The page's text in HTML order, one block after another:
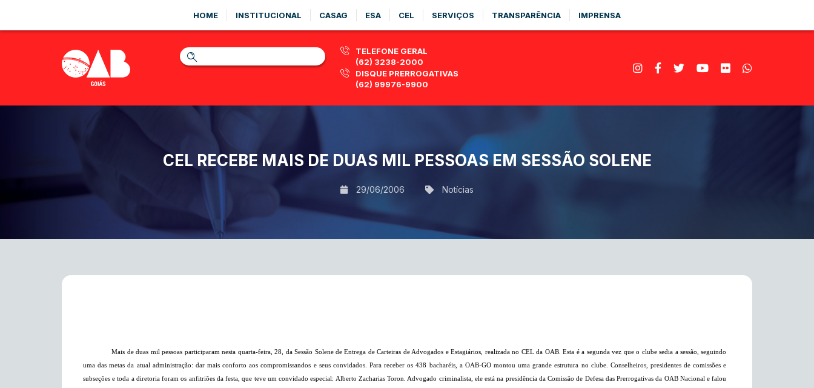
HOME INSTITUCIONAL CASAG ESA CEL SERVIÇOS TRANSPARÊNCIA IMPRENSA
TELEFONE GERAL
(62) 3238-2000
DISQUE PRERROGATIVAS
(62) 99976-9900
CEL RECEBE MAIS DE DUAS MIL PESSOAS EM SESSÃO SOLENE
29/06/2006 Notícias
Mais de duas mil pessoas participaram nesta quarta-feira, 28, da Sessão Solene de Entrega de Carteiras de Advogados e Estagiários, realizada no CEL da OAB. Esta é a segunda vez que o clube sedia a sessão, seguindo
uma das metas da atual administração: dar mais conforto aos compromissandos e seus convidados. Para receber os 438 bacharéis, a OAB-GO montou uma grande estrutura no clube. Conselheiros, presidentes de comissões e
subseções e toda a diretoria foram os anfitriões da festa, que teve um convidado especial: Alberto Zacharias Toron. Advogado criminalista, ele está na presidência da Comissão de Defesa das Prerrogativas da OAB Nacional e falou